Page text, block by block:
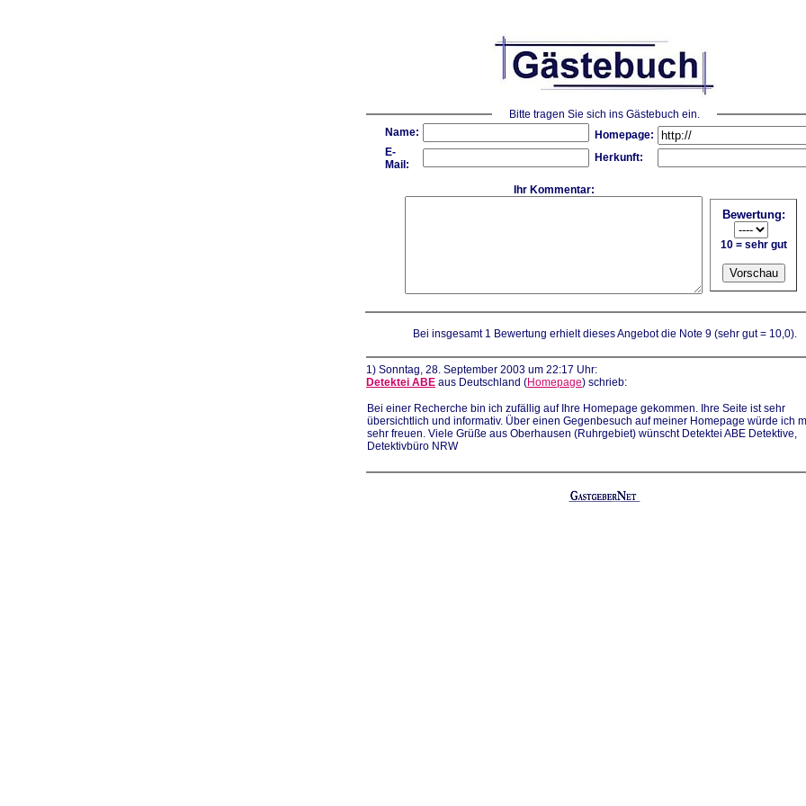
Bitte tragen Sie sich ins Gästebuch ein.
Name:
E-
Mail:
Homepage:
Herkunft:
Ihr Kommentar:
Bewertung:
10 = sehr gut
Bei insgesamt 1 Bewertung erhielt dieses Angebot die Note 9 (sehr gut = 10,0).
1) Sonntag, 28. September 2003 um 22:17 Uhr:
Detektei ABE aus Deutschland (Homepage) schrieb:
Bei einer Recherche bin ich zufällig auf Ihre Homepage gekommen. Ihre Seite ist sehr
übersichtlich und informativ. Über einen Gegenbesuch auf meiner Homepage würde ich
sehr freuen. Viele Grüße aus Oberhausen (Ruhrgebiet) wünscht Detektei ABE Detektive,
Detektivbüro NRW